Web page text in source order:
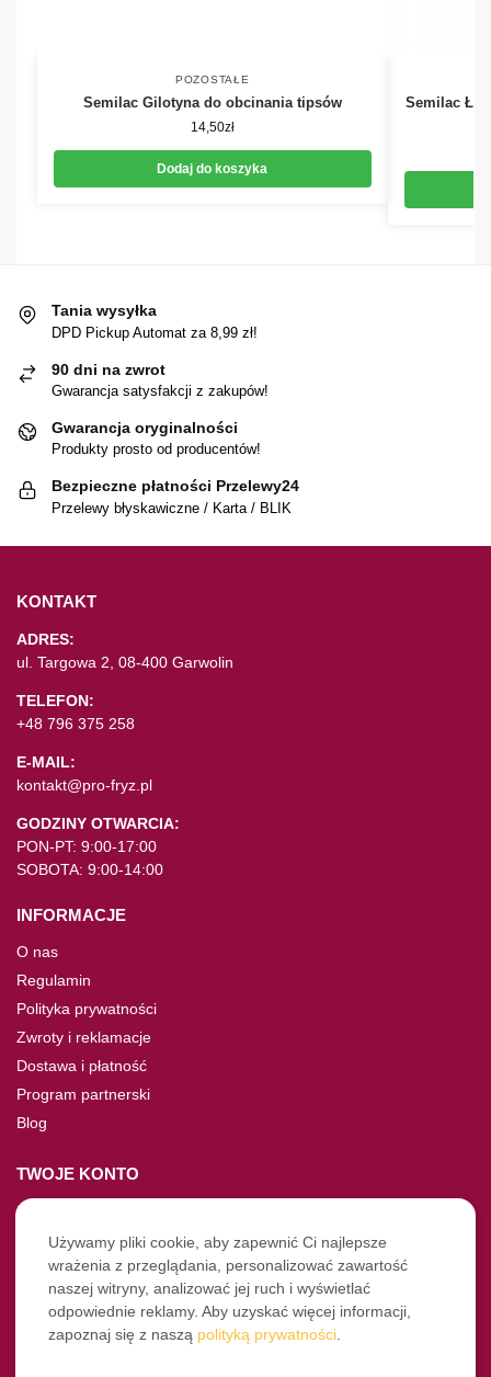
POZOSTAŁE
Semilac Gilotyna do obcinania tipsów
14,50zł
Dodaj do koszyka
Semilac
Tania wysyłka
DPD Pickup Automat za 8,99 zł!
90 dni na zwrot
Gwarancja satysfakcji z zakupów!
Gwarancja oryginalności
Produkty prosto od producentów!
Bezpieczne płatności Przelewy24
Przelewy błyskawiczne / Karta / BLIK
KONTAKT
ADRES:
ul. Targowa 2, 08-400 Garwolin
TELEFON:
+48 796 375 258
E-MAIL:
kontakt@pro-fryz.pl
GODZINY OTWARCIA:
PON-PT: 9:00-17:00
SOBOTA: 9:00-14:00
INFORMACJE
O nas
Regulamin
Polityka prywatności
Zwroty i reklamacje
Dostawa i płatność
Program partnerski
Blog
TWOJE KONTO
Moje konto
Nie pamiętasz hasła?
Twoje zamówienia
NASZE SOCIALE
Używamy pliki cookie, aby zapewnić Ci najlepsze
wrażenia z przeglądania, personalizować zawartość
naszej witryny, analizować jej ruch i wyświetlać
odpowiednie reklamy. Aby uzyskać więcej informacji,
zapoznaj się z naszą polityką prywatności